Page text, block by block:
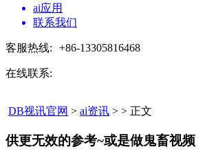
ai应用
联系我们
客服热线: +86-13305816468
在线联系:
DB视讯官网 > ai资讯 > > 正文
供更无效的参考~或是做鬼畜视频​